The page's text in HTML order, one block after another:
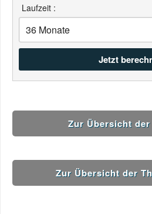
Laufzeit :
Zur Übersicht
Zur Übersicht der